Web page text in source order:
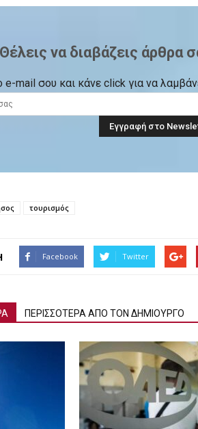
Θέλεις να διαβάζεις άρθρα
e-mail σου και κάνε click για να
τουρισμός
Facebook Twitter
ΠΕΡΙΣΣΟΤΕΡΑ ΑΠΟ ΤΟΝ ΔΗΜΙΟΥΡΓΟ